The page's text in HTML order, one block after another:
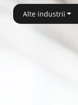
Alte industrii